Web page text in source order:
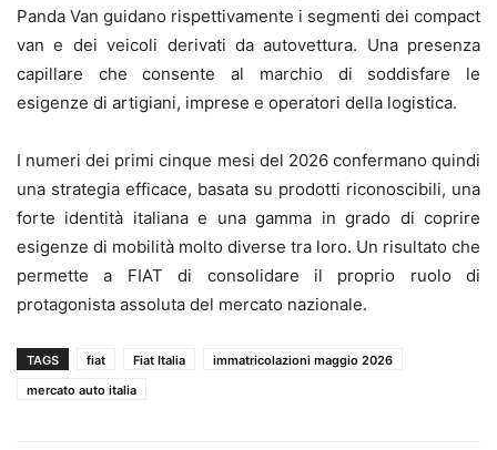
Panda Van guidano rispettivamente i segmenti dei compact
van e dei veicoli derivati da autovettura. Una presenza
capillare che consente al marchio di soddisfare le
esigenze di artigiani, imprese e operatori della logistica.
I numeri dei primi cinque mesi del 2026 confermano quindi
una strategia efficace, basata su prodotti riconoscibili, una
forte identità italiana e una gamma in grado di coprire
esigenze di mobilità molto diverse tra loro. Un risultato che
permette a FIAT di consolidare il proprio ruolo di
protagonista assoluta del mercato nazionale.
TAGS fiat Fiat Italia
immatricolazioni maggio 2026
mercato auto italia